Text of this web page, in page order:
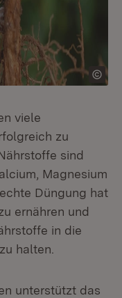
viele
zu
sind
Magnesium
Düngung hat
ernähren und
in die
halten.
unterstützt das